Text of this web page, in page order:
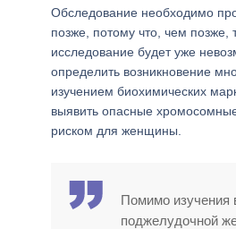
Обследование необходимо
позже, потому что, чем позже,
исследование будет уже
определить возникновение
изучением биохимических
выявить опасные
риском для женщины.
Помимо изучения
поджелудочной